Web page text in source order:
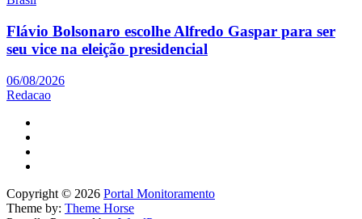
Flávio Bolsonaro escolhe Alfredo Gaspar para ser
seu vice na eleição presidencial
06/08/2026
Redacao
Copyright © 2026 Portal Monitoramento
Theme by: Theme Horse